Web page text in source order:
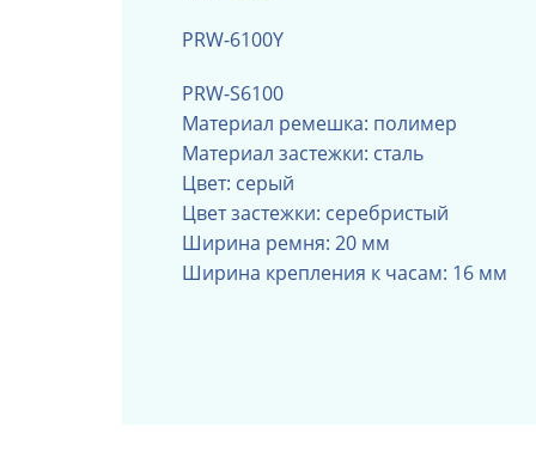
PRW-6100Y
PRW-S6100
Материал ремешка: полимер
Материал застежки: cталь
Цвет: серый
Цвет застежки: серебристый
Ширина ремня: 20 мм
Ширина крепления к часам: 16 мм